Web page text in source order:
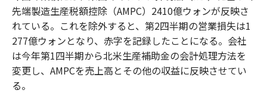
先端製造生産税額控除（AMPC）2410億ウォンが反映さ
れている。これを除外すると、第2四半期の営業損失は1
277億ウォンとなり、赤字を記録したことになる。会社
は今年第1四半期から北米生産補助金の会計処理方法を
変更し、AMPCを売上高とその他の収益に反映させてい
る。